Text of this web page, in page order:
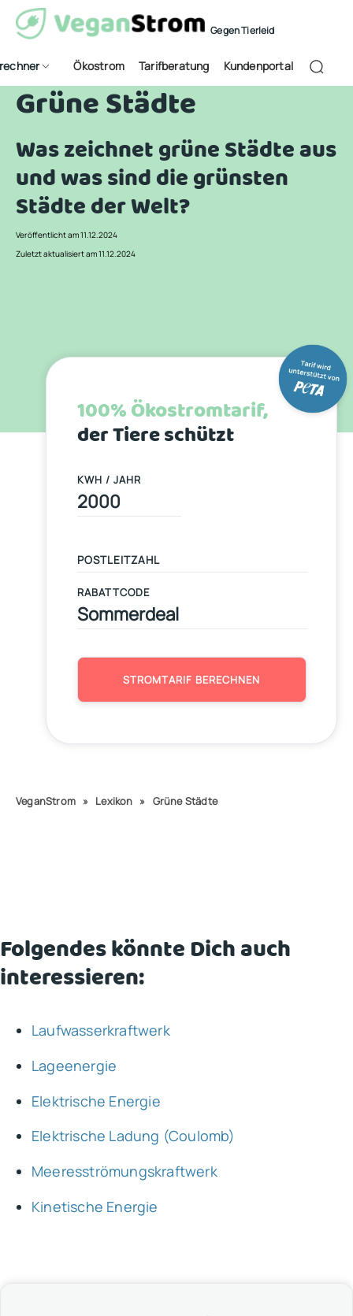
Gegen Tierleid
Ökostrom Tarifberatung Kundenportal
Grüne Städte
Was zeichnet grüne Städte aus
und was sind die grünsten
Städte der Welt?
Veröffentlicht am 11.12.2024
Zuletzt aktualisiert am 11.12.2024
100% Ökostromtarif,
der Tiere schützt
KWH / JAHR
RABATTCODE
STROMTARIF BERECHNEN
VeganStrom » Lexikon » Grüne Städte
Folgendes könnte Dich auch
interessieren:
Laufwasserkraftwerk
Lageenergie
Elektrische Energie
Elektrische Ladung (Coulomb)
Meeresströmungskraftwerk
Kinetische Energie